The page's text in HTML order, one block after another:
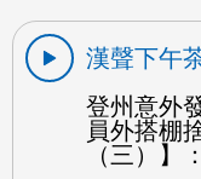
漢聲下午
登州意外
員外搭棚
（三）】